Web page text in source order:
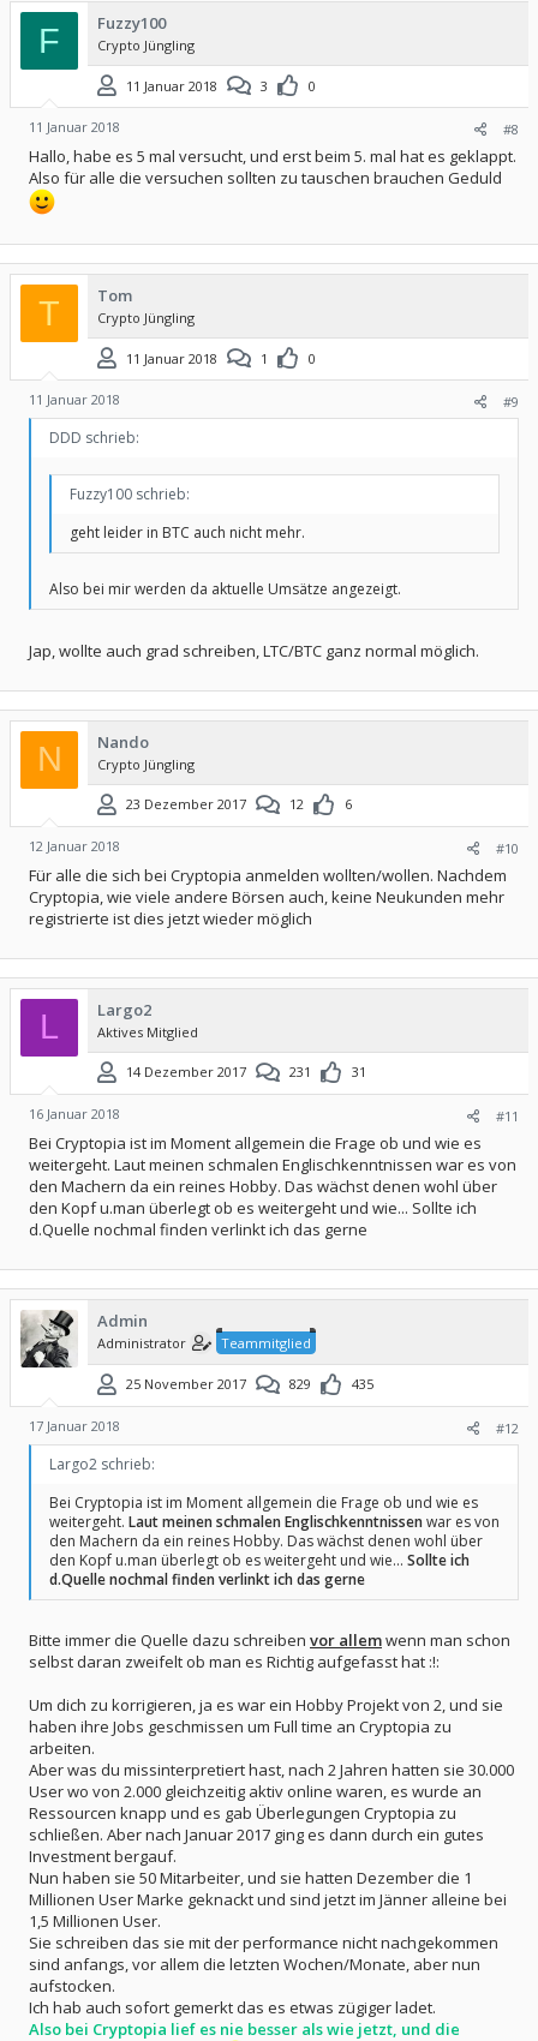
F Fuzzy100
Crypto Jüngling
11 Januar 2018 3 0
11 Januar 2018 #8
Hallo, habe es 5 mal versucht, und erst beim 5. mal hat es geklappt.
Also für alle die versuchen sollten zu tauschen brauchen Geduld
T Tom
Crypto Jüngling
11 Januar 2018 1 0
11 Januar 2018 #9
DDD schrieb:
Fuzzy100 schrieb:
geht leider in BTC auch nicht mehr.
Also bei mir werden da aktuelle Umsätze angezeigt.
Jap, wollte auch grad schreiben, LTC/BTC ganz normal möglich.
N Nando
Crypto Jüngling
23 Dezember 2017 12 6
12 Januar 2018 #10
Für alle die sich bei Cryptopia anmelden wollten/wollen. Nachdem
Cryptopia, wie viele andere Börsen auch, keine Neukunden mehr
registrierte ist dies jetzt wieder möglich
L Largo2
Aktives Mitglied
14 Dezember 2017 231 31
16 Januar 2018 #11
Bei Cryptopia ist im Moment allgemein die Frage ob und wie es
weitergeht. Laut meinen schmalen Englischkenntnissen war es von
den Machern da ein reines Hobby. Das wächst denen wohl über
den Kopf u.man überlegt ob es weitergeht und wie... Sollte ich
d.Quelle nochmal finden verlinkt ich das gerne
Admin
Administrator Teammitglied
25 November 2017 829 435
17 Januar 2018 #12
Largo2 schrieb:
Bei Cryptopia ist im Moment allgemein die Frage ob und wie es
weitergeht. Laut meinen schmalen Englischkenntnissenwar es von
den Machern da ein reines Hobby. Das wächst denen wohl über
den Kopf u.man überlegt ob es weitergeht und wie... Sollte ich
d.Quelle nochmal finden verlinkt ich das gerne
Bitte immer die Quelle dazu schreiben vor allemwenn man schon
selbst daran zweifelt ob man es Richtig aufgefasst hat :!:
Um dich zu korrigieren, ja es war ein Hobby Projekt von 2, und sie
haben ihre Jobs geschmissen um Full time an Cryptopia zu
arbeiten.
Aber was du missinterpretiert hast, nach 2 Jahren hatten sie 30.000
User wo von 2.000 gleichzeitig aktiv online waren, es wurde an
Ressourcen knapp und es gab Überlegungen Cryptopia zu
schließen. Aber nach Januar 2017 ging es dann durch ein gutes
Investment bergauf.
Nun haben sie 50 Mitarbeiter, und sie hatten Dezember die 1
Millionen User Marke geknackt und sind jetzt im Jänner alleine bei
1,5 Millionen User.
Sie schreiben das sie mit der performance nicht nachgekommen
sind anfangs, vor allem die letzten Wochen/Monate, aber nun
aufstocken.
Ich hab auch sofort gemerkt das es etwas zügiger ladet.
Also bei Cryptopia lief es nie besser als wie jetzt, und die